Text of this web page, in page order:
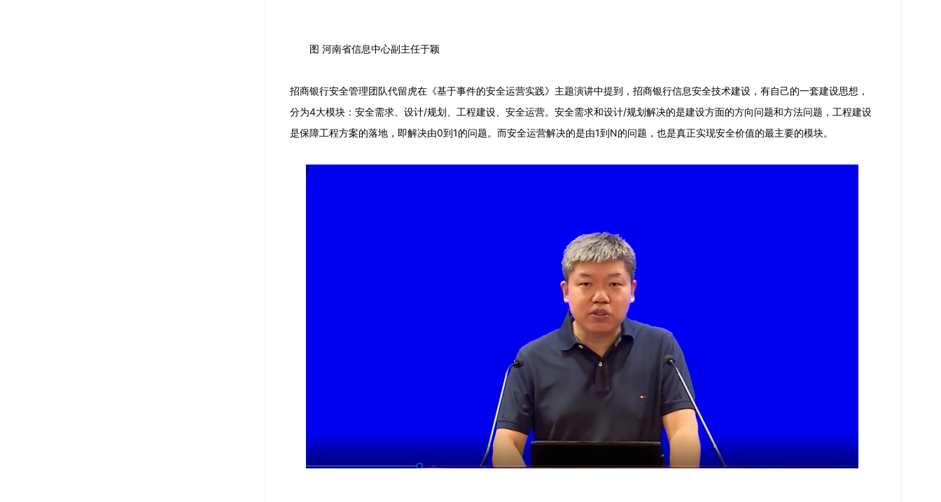
图 河南省信息中心副主任于颖
招商银行安全管理团队代留虎在《基于事件的安全运营实践》主题演讲中提到，招商银行信息安全技术建设，有自己的一套建设思想，
分为4大模块：安全需求、设计/规划、工程建设、安全运营。安全需求和设计/规划解决的是建设方面的方向问题和方法问题，工程建设
是保障工程方案的落地，即解决由0到1的问题。而安全运营解决的是由1到N的问题，也是真正实现安全价值的最主要的模块。